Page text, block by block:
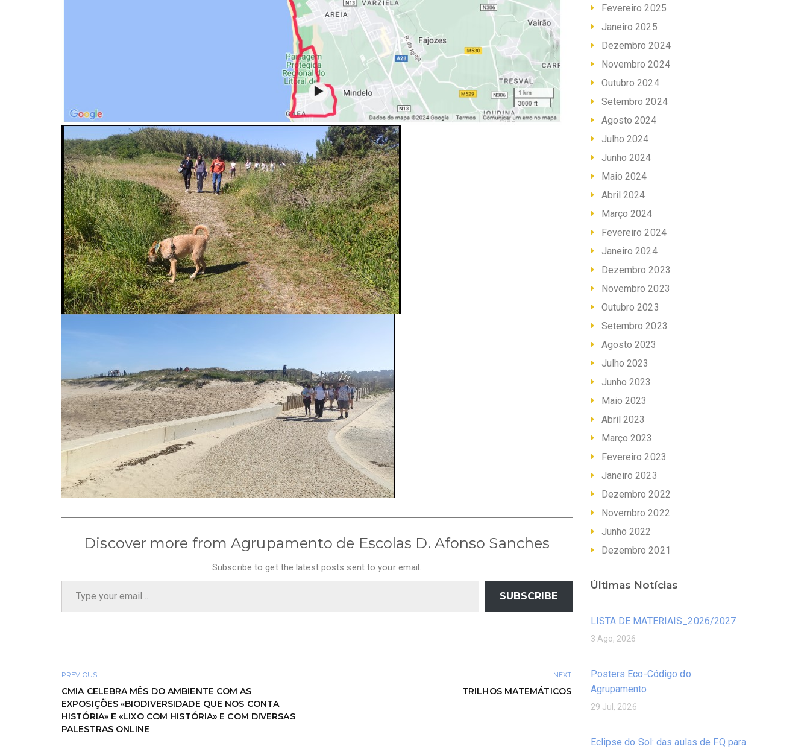
Discover more from Agrupamento de Escolas D. Afonso Sanches
Subscribe to get the latest posts sent to your email.
Type your email…
SUBSCRIBE
PREVIOUS
CMIA CELEBRA MÊS DO AMBIENTE COM AS
EXPOSIÇÕES «BIODIVERSIDADE QUE NOS CONTA
HISTÓRIA» E «LIXO COM HISTÓRIA» E COM DIVERSAS
PALESTRAS ONLINE
NEXT
TRILHOS MATEMÁTICOS
Fevereiro 2025
Janeiro 2025
Dezembro 2024
Novembro 2024
Outubro 2024
Setembro 2024
Agosto 2024
Julho 2024
Junho 2024
Maio 2024
Abril 2024
Março 2024
Fevereiro 2024
Janeiro 2024
Dezembro 2023
Novembro 2023
Outubro 2023
Setembro 2023
Agosto 2023
Julho 2023
Junho 2023
Maio 2023
Abril 2023
Março 2023
Fevereiro 2023
Janeiro 2023
Dezembro 2022
Novembro 2022
Junho 2022
Dezembro 2021
Últimas Notícias
LISTA DE MATERIAIS_2026/2027
3 Ago, 2026
Posters Eco-Código do
Agrupamento
29 Jul, 2026
Eclipse do Sol: das aulas de FQ para